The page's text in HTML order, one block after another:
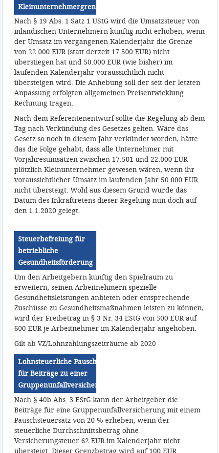
Kleinunternehmergrenze
Nach § 19 Abs. 1 Satz 1 UStG wird die Umsatzsteuer von
inländischen Unternehmern künftig nicht erhoben, wenn
der Umsatz im vergangenen Kalenderjahr die Grenze
von 22.000 EUR (statt derzeit 17.500 EUR) nicht
überstiegen hat und 50.000 EUR (wie bisher) im
laufenden Kalenderjahr voraussichtlich nicht
übersteigen wird. Die Anhebung soll der seit der letzten
Anpassung erfolgten allgemeinen Preisentwicklung
Rechnung tragen.
Nach dem Referentenentwurf sollte die Regelung ab dem
Tag nach Verkündung des Gesetzes gelten. Wäre das
Gesetz so noch in diesem Jahr verkündet worden, hätte
das die Folge gehabt, dass alle Unternehmer mit
Vorjahresumsätzen zwischen 17.501 und 22.000 EUR
plötzlich Kleinunternehmer gewesen wären, wenn ihr
voraussichtlicher Umsatz im laufenden Jahr 50.000 EUR
nicht übersteigt. Wohl aus diesem Grund wurde das
Datum des Inkraftretens dieser Regelung nun doch auf
den 1.1.2020 gelegt.
Steuerbefreiung für
betriebliche
Gesundheitsförderung
Um den Arbeitgebern künftig den Spielraum zu
erweitern, seinen Arbeitnehmern spezielle
Gesundheitsleistungen anbieten oder entsprechende
Zuschüsse zu Gesundheitsmaßnahmen leisten zu können,
wird der Freibetrag in § 3 Nr. 34 EStG von 500 EUR auf
600 EUR je Arbeitnehmer im Kalenderjahr angehoben.
Gilt ab VZ/Lohnzahlungszeiträume ab 2020
Lohnsteuerliche Pauschalierungsgrenze
für Beiträge zu einer
Gruppenunfallversicherung
Nach § 40b Abs. 3 EStG kann der Arbeitgeber die
Beiträge für eine Gruppenunfallversicherung mit einem
Pauschsteuersatz von 20 % erheben, wenn der
steuerliche Durchschnittsbetrag ohne
Versicherungsteuer 62 EUR im Kalenderjahr nicht
übersteigt. Dieser Grenzbetrag wird auf 100 EUR